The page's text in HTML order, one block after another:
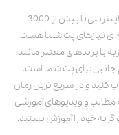
پت استور به عنوان یکی از قدیمی‌ترین پت شاپ های اینترنتی با بیش از 3000
ی نیازهای پت شما هست.
با برندهای معتبر مانند:
جانبی برای پت شما است.
کنید و در سریع ترین زمان
و ویدیوهای آموزشی
خود را آموزش ببینید.